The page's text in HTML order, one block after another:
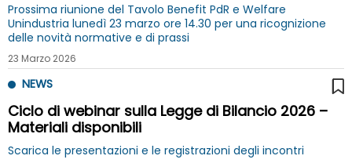
Prossima riunione del Tavolo Benefit PdR e Welfare
Unindustria lunedì 23 marzo ore 14.30 per una ricognizione
delle novità normative e di prassi
23 Marzo 2026
NEWS
Ciclo di webinar sulla Legge di Bilancio 2026 –
Materiali disponibili
Scarica le presentazioni e le registrazioni degli incontri